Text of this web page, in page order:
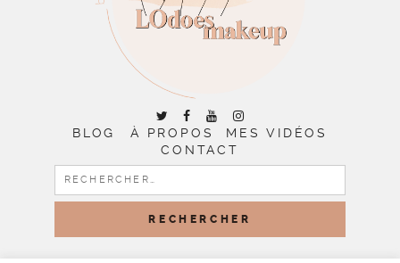
BLOG À PROPOS
MES VIDÉOS
CONTACT
RECHERCHER :